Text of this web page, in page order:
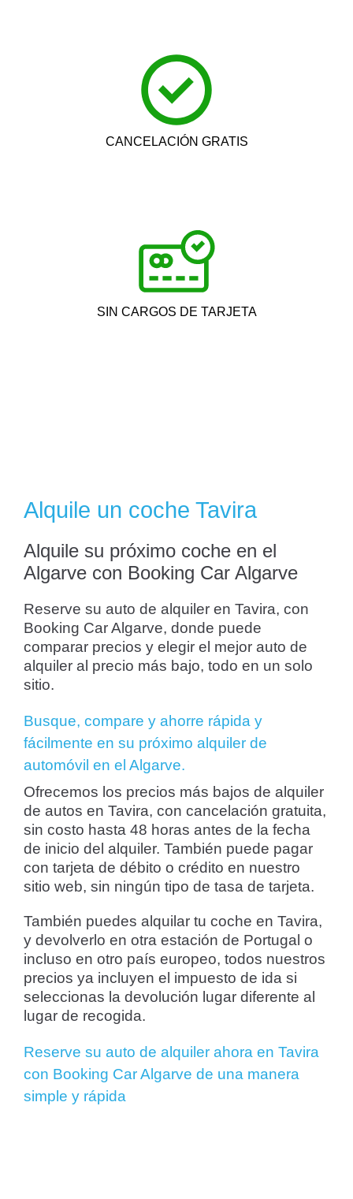
CANCELACIÓN GRATIS
SIN CARGOS DE TARJETA
Alquile un coche Tavira
Alquile su próximo coche en el
Algarve con Booking Car Algarve
Reserve su auto de alquiler en Tavira, con
Booking Car Algarve, donde puede
comparar precios y elegir el mejor auto de
alquiler al precio más bajo, todo en un solo
sitio.
Busque, compare y ahorre rápida y
fácilmente en su próximo alquiler de
automóvil en el Algarve.
Ofrecemos los precios más bajos de alquiler
de autos en Tavira, con cancelación gratuita,
sin costo hasta 48 horas antes de la fecha
de inicio del alquiler. También puede pagar
con tarjeta de débito o crédito en nuestro
sitio web, sin ningún tipo de tasa de tarjeta.
También puedes alquilar tu coche en Tavira,
y devolverlo en otra estación de Portugal o
incluso en otro país europeo, todos nuestros
precios ya incluyen el impuesto de ida si
seleccionas la devolución lugar diferente al
lugar de recogida.
Reserve su auto de alquiler ahora en Tavira
con Booking Car Algarve de una manera
simple y rápida